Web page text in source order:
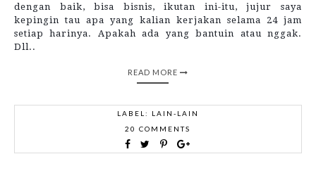
dengan baik, bisa bisnis, ikutan ini-itu, jujur saya
kepingin tau apa yang kalian kerjakan selama 24 jam
setiap harinya. Apakah ada yang bantuin atau nggak.
Dll..
READ MORE
LABEL: LAIN-LAIN
20 COMMENTS